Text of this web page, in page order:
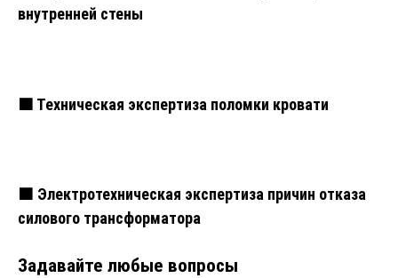
внутренней стены
🟧 Техническая экспертиза поломки кровати
🟧 Электротехническая экспертиза причин отказа
силового трансформатора
Задавайте любые вопросы